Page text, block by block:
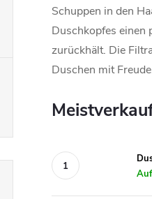
Schuppen in den
Duschkopfes einen
zurückhält. Die
Duschen mit